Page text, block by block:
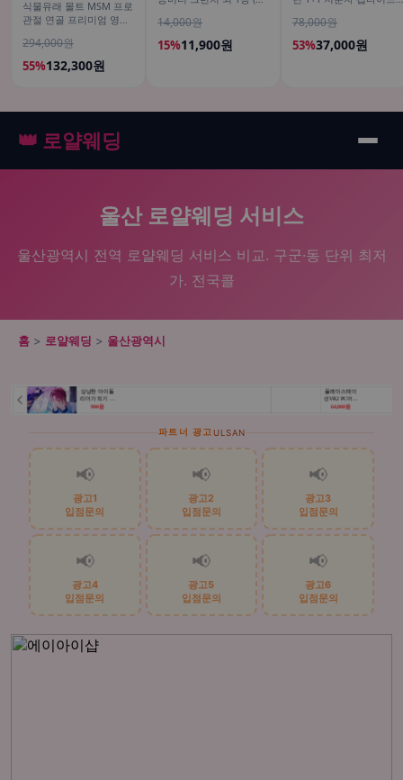
식물유래 몰트 MSM 프로
관절 연골 프리미엄 영양
정, 6개
294,000원
55%132,300원
14,000원
15%11,900원
120g
78,000원
53%37,000원
👑 로얄웨딩
울산 로얄웨딩 서비스
울산광역시 전역 로얄웨딩 서비스 비교. 구군·동 단위 최저
가. 전국콜
홈 > 로얄웨딩 > 울산광역시
파트너 광고 ULSAN
📢
광고1
입점문의
📢
광고2
입점문의
📢
광고3
입점문의
📢
광고4
입점문의
📢
광고5
입점문의
📢
광고6
입점문의